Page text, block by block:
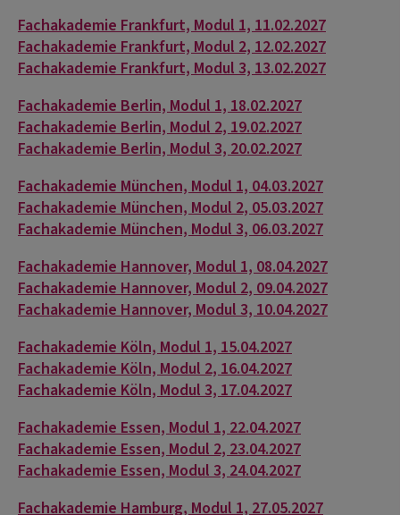
Fachakademie Frankfurt, Modul 1, 11.02.2027
Fachakademie Frankfurt, Modul 2, 12.02.2027
Fachakademie Frankfurt, Modul 3, 13.02.2027
Fachakademie Berlin, Modul 1, 18.02.2027
Fachakademie Berlin, Modul 2, 19.02.2027
Fachakademie Berlin, Modul 3, 20.02.2027
Fachakademie München, Modul 1, 04.03.2027
Fachakademie München, Modul 2, 05.03.2027
Fachakademie München, Modul 3, 06.03.2027
Fachakademie Hannover, Modul 1, 08.04.2027
Fachakademie Hannover, Modul 2, 09.04.2027
Fachakademie Hannover, Modul 3, 10.04.2027
Fachakademie Köln, Modul 1, 15.04.2027
Fachakademie Köln, Modul 2, 16.04.2027
Fachakademie Köln, Modul 3, 17.04.2027
Fachakademie Essen, Modul 1, 22.04.2027
Fachakademie Essen, Modul 2, 23.04.2027
Fachakademie Essen, Modul 3, 24.04.2027
Fachakademie Hamburg, Modul 1, 27.05.2027